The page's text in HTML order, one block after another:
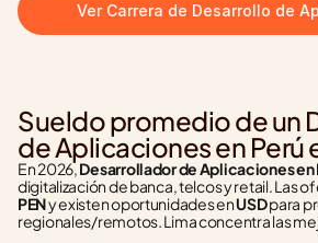
Ver Carrera de Desarrollo de
Sueldo promedio de un
de Aplicaciones en Perú
En 2026, Desarrollador de Aplicaciones en
PEN y existen oportunidades en USD para
regionales/remotos. Lima concentra las